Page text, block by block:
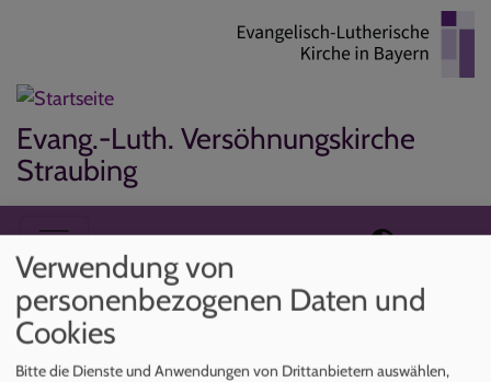
Evang.-Luth. Versöhnungskirche
Straubing
Hauptnavigation
Startseite Geschichte
Verwendung von
personenbezogenen Daten und
Cookies
Bitte die Dienste und Anwendungen von Drittanbietern auswählen,